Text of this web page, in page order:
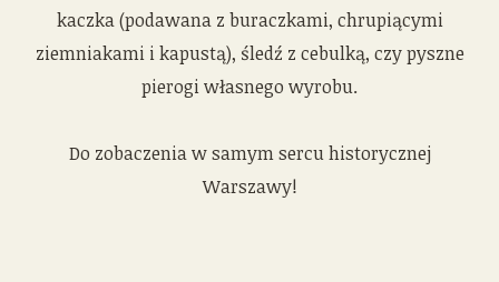
kaczka (podawana z buraczkami, chrupiącymi
ziemniakami i kapustą), śledź z cebulką, czy pyszne
pierogi własnego wyrobu.
Do zobaczenia w samym sercu historycznej
Warszawy!